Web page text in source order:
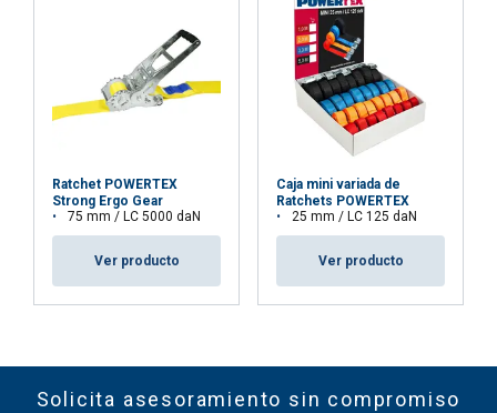
Ratchet POWERTEX
Strong Ergo Gear
75 mm / LC 5000 daN
Ver producto
Caja mini variada de
Ratchets POWERTEX
25 mm / LC 125 daN
Ver producto
Solicita asesoramiento sin compromiso